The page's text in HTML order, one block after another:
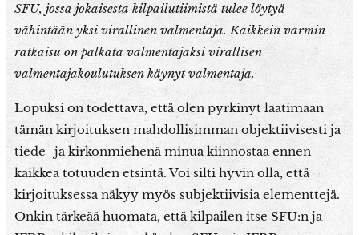
SFU, jossa jokaisesta kilpailutiimistä tulee löytyä
vähintään yksi virallinen valmentaja. Kaikkein varmin
ratkaisu on palkata valmentajaksi virallisen
valmentajakoulutuksen käynyt valmentaja.
Lopuksi on todettava, että olen pyrkinyt laatimaan
tämän kirjoituksen mahdollisimman objektiivisesti ja
tiede- ja kirkonmiehenä minua kiinnostaa ennen
kaikkea totuuden etsintä. Voi silti hyvin olla, että
kirjoituksessa näkyy myös subjektiivisia elementtejä.
Onkin tärkeää huomata, että kilpailen itse SFU:n ja